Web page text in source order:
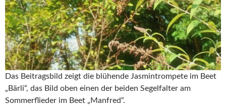
Das Beitragsbild zeigt die blühende Jasmintrompete im Beet
„Bärli“, das Bild oben einen der beiden Segelfalter am
Sommerflieder im Beet „Manfred“.